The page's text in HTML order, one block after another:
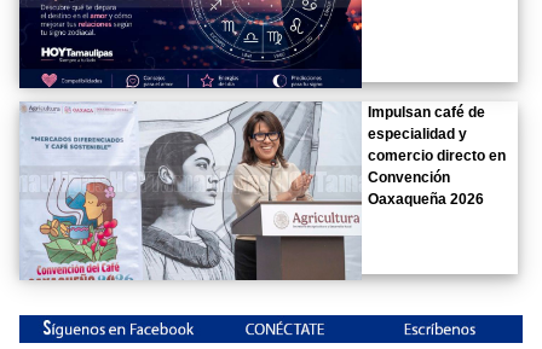
Impulsan café de
especialidad y
comercio directo en
Convención
Oaxaqueña 2026